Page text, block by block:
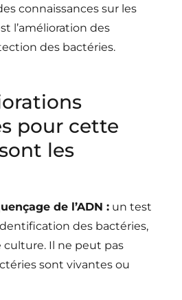
connaissances sur les
l’amélioration des
des bactéries.
pour cette
les
de l’ADN : un test
des bactéries,
culture. Il ne peut pas
sont vivantes ou